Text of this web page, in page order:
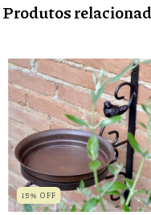
Produtos
15% OFF